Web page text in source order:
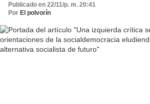
Publicado en 22/11/p. m. 20:41
Por El polvorín